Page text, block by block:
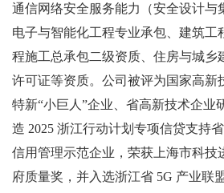
通信网络安全服务能力（安全设计与
电子与智能化工程专业承包、建筑工
程施工总承包二级资质、住房与城乡
许可证等资质。公司被评为国家高新
特新“小巨人”企业、省高新技术企业
造 2025 浙江行动计划专项信贷支持
信用管理示范企业，荣获上海市科技
府质量奖，并入选浙江省 5G 产业联